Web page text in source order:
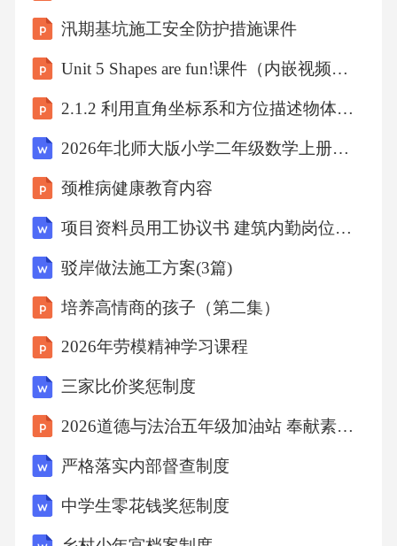
B.1/(xy-y)
C.y/(xy+x)
D.y/(xy-y)
二、填空题
1.函数y由方程x^2+y^2-2xy=1确定，则y'在点(1,
0)处的值为__________。
2.若函数y由方程y^2=1+sin(xy)确定，则y'等于__
________。
3.函数y由方程y=1+e^(xy)确定，则y'等于______
____。
汛期基坑施工安全防护措施课件
Unit 5 Shapes are fun!课件（内嵌视频）2026-2027学年Join in 外研剑桥英语四年级上册
2.1.2 利用直角坐标系和方位描述物体间的位置 课件 2025-2026学年湘教版八年级数学下册
2026年北师大版小学二年级数学上册第5单元《表内乘法二》单元教案
颈椎病健康教育内容
项目资料员用工协议书 建筑内勤岗位简易模板
驳岸做法施工方案(3篇)
培养高情商的孩子（第二集）
2026年劳模精神学习课程
三家比价奖惩制度
2026道德与法治五年级加油站 奉献素养强化
严格落实内部督查制度
中学生零花钱奖惩制度